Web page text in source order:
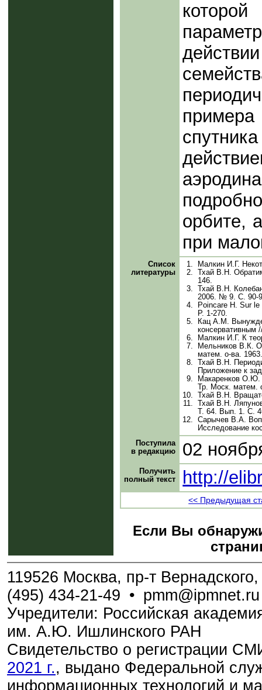
орбите,
при
Список
литературы
1.
Малкин И.Г.
2.
Тхай В.Н.
146.
3.
Тхай В.Н.
2006. № 9. С. 90-
4.
Poincare Н. Sur
P. 1-270.
5.
Кац A.M.
6.
Малкин И.Г. К
7.
Мельников В.К.
матем. о-ва.
8.
Тхай В.Н.
Приложение к
9.
Макаренков О.Ю.
Тр. Моск. матем.
10.
Тхай В.Н.
11.
Тхай В.Н.
Т. 64. Вып. 1. С.
12.Сарычев В.А.
Исследование
Поступила
в редакцию
02
Получить
полный текст
http://
<< Предыдущая
Если Вы
119526 Москва, пр-т
(495) 434-21-49 • pmm@ipmnet.ru
Учредители: Российская
им. А.Ю. Ишлинского РАН
Свидетельство о регистрации
2021 г., выдано Федеральной
информационных технологий и